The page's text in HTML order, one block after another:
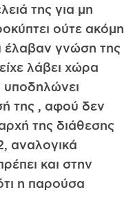
της για μη
ούτε ακόμη
έλαβαν γνώση της
λάβει χώρα
υποδηλώνει
της , αφού δεν
της διάθεσης
αναλογικά
και στην
η παρούσα